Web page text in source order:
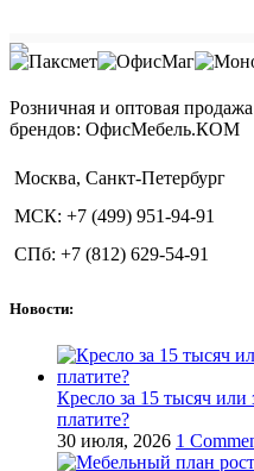
Розничная и оптовая
брендов: ОфисМебель.КОМ
Москва, Санкт-Петербург
МСК: +7 (499) 951-94-91
СПб: +7 (812) 629-54-91
Новости:
Кресло за 15 тысяч или
платите?
30 июля, 2026 1